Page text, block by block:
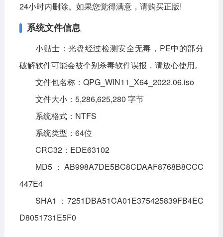
24小时内删除。如果您觉得满意，请购买正版!
系统文件信息
小贴士：光盘经过检测安全无毒，PE中的部分
破解软件可能会被个别杀毒软件误报，请放心使用。
文件包名称：QPG_WIN11_X64_2022.06.iso
文件大小：5,286,625,280 字节
系统格式：NTFS
系统类型：64位
CRC32：EDE63102
MD5：AB998A7DE5BC8CDAAF8768B8CCC
447E4
SHA1：7251DBA51CA01E375425839FB4EC
D8051731E5F0